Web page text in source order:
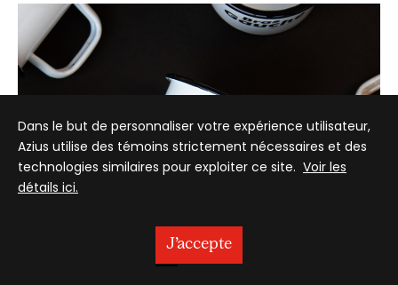
Dans le but de personnaliser votre expérience utilisateur,
Azius utilise des témoins strictement nécessaires et des
technologies similaires pour exploiter ce site. Voir les
détails ici.
J’accepte